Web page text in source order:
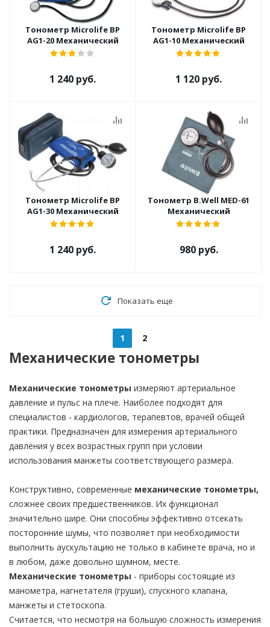
Тонометр Microlife BP
AG1-20 Механический
1 240 руб.
Тонометр Microlife BP
AG1-10 Механический
1 120 руб.
Тонометр Microlife BP
AG1-30 Механический
1 240 руб.
Тонометр B.Well MED-61
Механический
980 руб.
Показать еще
1 2
Механические тонометры
Механические тонометры измеряют артериальное
давление и пульс на плече. Наиболее подходят для
специалистов - кардиологов, терапевтов, врачей общей
практики. Предназначен для измерения артериального
давления у всех возрастных групп при условии
использования манжеты соответствующего размера.
Конструктивно, современные механические тонометры,
сложнее своих предшественников. Их функционал
значительно шире. Они способны эффективно отсекать
посторонние шумы, что позволяет при необходимости
выполнить аускультацию не только в кабинете врача, но и
в любом, даже довольно шумном, месте.
Механические тонометры - приборы состоящие из
манометра, нагнетателя (груши), спускного клапана,
манжеты и стетоскопа.
Считается, что несмотря на большую сложность измерения